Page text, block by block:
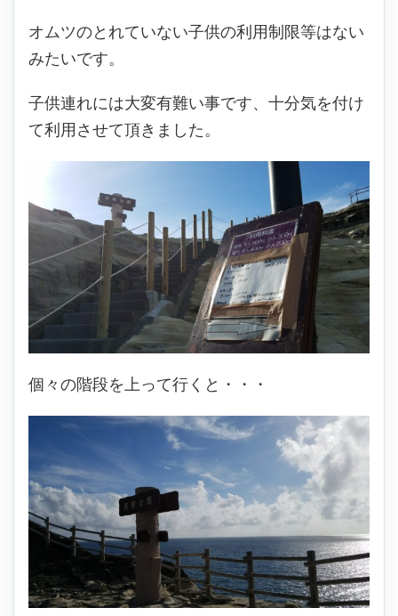
オムツのとれていない子供の利用制限等はない
みたいです。
子供連れには大変有難い事です、十分気を付け
て利用させて頂きました。
個々の階段を上って行くと・・・